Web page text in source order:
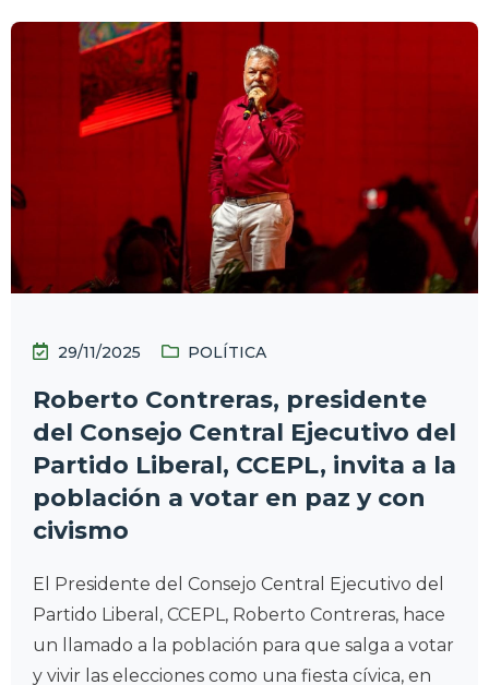
29/11/2025 POLÍTICA
Roberto Contreras, presidente
del Consejo Central Ejecutivo del
Partido Liberal, CCEPL, invita a la
población a votar en paz y con
civismo
El Presidente del Consejo Central Ejecutivo del
Partido Liberal, CCEPL, Roberto Contreras, hace
un llamado a la población para que salga a votar
y vivir las elecciones como una fiesta cívica, en